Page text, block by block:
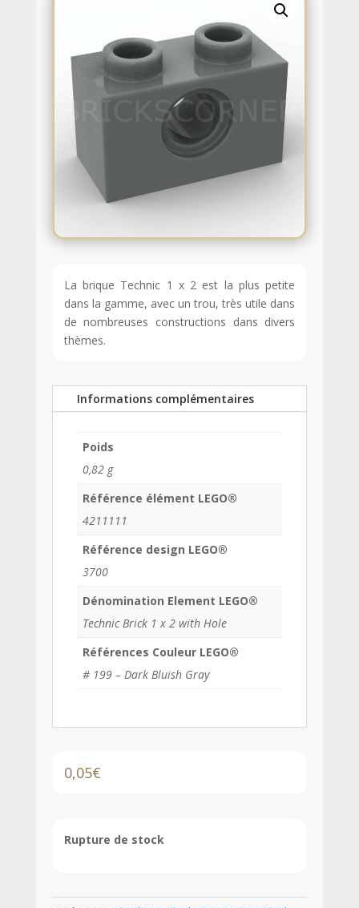
La brique Technic 1 x 2 est la plus petite
dans la gamme, avec un trou, très utile dans
de nombreuses constructions dans divers
thèmes.
Informations complémentaires
Poids
0,82 g
Référence élément LEGO®
4211111
Référence design LEGO®
3700
Dénomination Element LEGO®
Technic Brick 1 x 2 with Hole
Références Couleur LEGO®
# 199 – Dark Bluish Gray
0,05€
Rupture de stock